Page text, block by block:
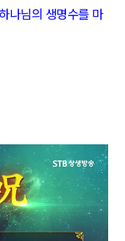
나님의 생명수를 마